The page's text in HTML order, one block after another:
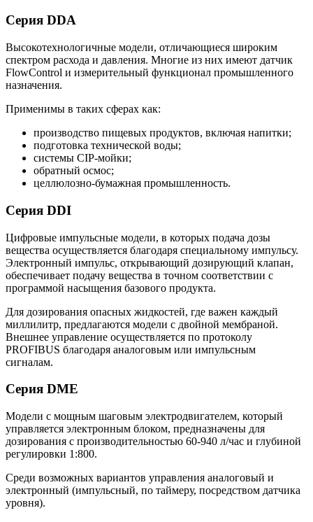
Серия DDA
Высокотехнологичные модели, отличающиеся широким
спектром расхода и давления. Многие из них имеют датчик
FlowControl и измерительный функционал промышленного
назначения.
Применимы в таких сферах как:
производство пищевых продуктов, включая напитки;
подготовка технической воды;
системы CIP-мойки;
обратный осмос;
целлюлозно-бумажная промышленность.
Серия DDI
Цифровые импульсные модели, в которых подача дозы
вещества осуществляется благодаря специальному импульсу.
Электронный импульс, открывающий дозирующий клапан,
обеспечивает подачу вещества в точном соответствии с
программой насыщения базового продукта.
Для дозирования опасных жидкостей, где важен каждый
миллилитр, предлагаются модели с двойной мембраной.
Внешнее управление осуществляется по протоколу
PROFIBUS благодаря аналоговым или импульсным
сигналам.
Серия DME
Модели с мощным шаговым электродвигателем, который
управляется электронным блоком, предназначены для
дозирования с производительностью 60-940 л/час и глубиной
регулировки 1:800.
Среди возможных вариантов управления аналоговый и
электронный (импульсный, по таймеру, посредством датчика
уровня).